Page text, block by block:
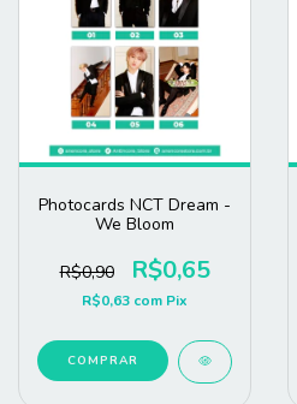
Photocards NCT Dream -
We Bloom
R$0,90 R$0,65
R$0,63 com Pix
COMPRAR